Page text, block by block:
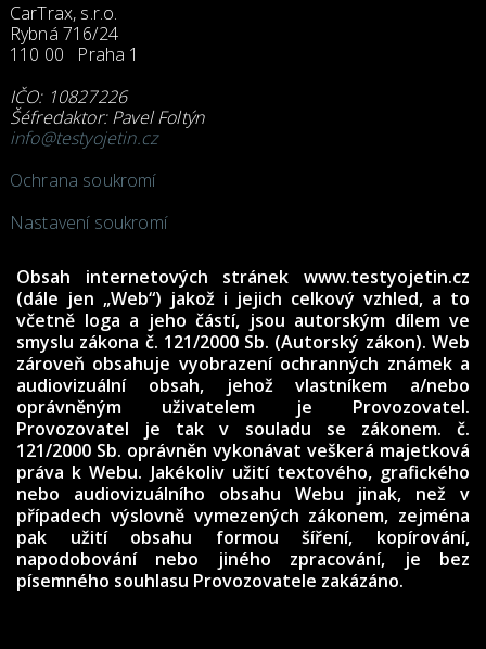
CarTrax, s.r.o.
Rybná 716/24
110 00 Praha 1
IČO: 10827226
Šéfredaktor: Pavel Foltýn
info@testyojetin.cz
Ochrana soukromí
Nastavení soukromí
Obsah internetových stránek www.testyojetin.cz
(dále jen „Web“) jakož i jejich celkový vzhled, a to
včetně loga a jeho částí, jsou autorským dílem ve
smyslu zákona č. 121/2000 Sb. (Autorský zákon). Web
zároveň obsahuje vyobrazení ochranných známek a
audiovizuální obsah, jehož vlastníkem a/nebo
oprávněným uživatelem je Provozovatel.
Provozovatel je tak v souladu se zákonem. č.
121/2000 Sb. oprávněn vykonávat veškerá majetková
práva k Webu. Jakékoliv užití textového, grafického
nebo audiovizuálního obsahu Webu jinak, než v
případech výslovně vymezených zákonem, zejména
pak užití obsahu formou šíření, kopírování,
napodobování nebo jiného zpracování, je bez
písemného souhlasu Provozovatele zakázáno.